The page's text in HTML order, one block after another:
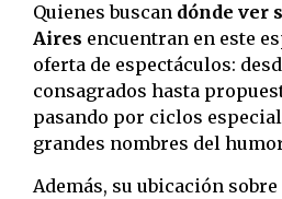
Quienes buscan dónde ver
Aires encuentran en este
oferta de espectáculos:
consagrados hasta
pasando por ciclos
grandes nombres del
Además, su ubicación